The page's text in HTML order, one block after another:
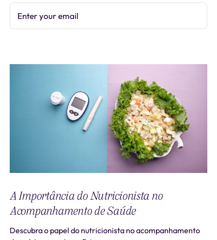
Enter your email
A Importância do Nutricionista no
Acompanhamento de Saúde
Descubra o papel do nutricionista no acompanhamento